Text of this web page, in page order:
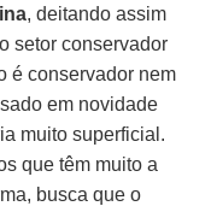
, deitando assim
setor conservador
é conservador nem
em novidade
muito superficial.
que têm muito a
busca que o